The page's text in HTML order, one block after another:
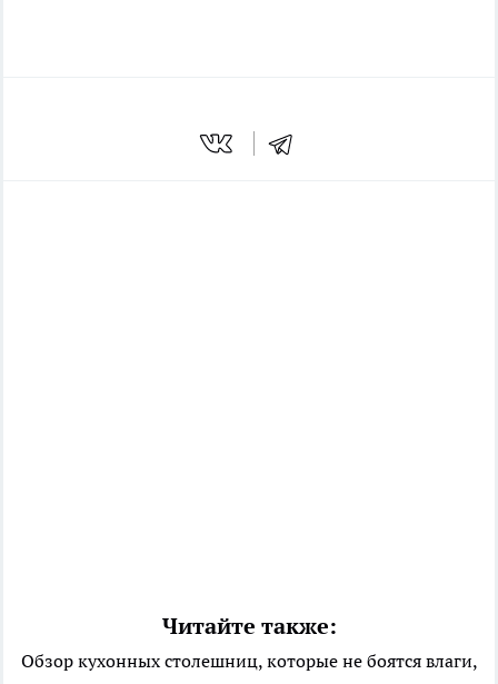
Читайте также:
Обзор кухонных столешниц, которые не боятся влаги,